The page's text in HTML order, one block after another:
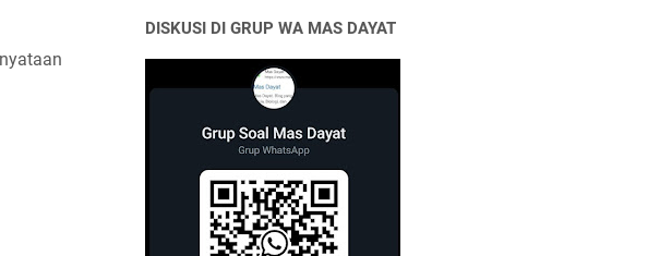
DISKUSI DI GRUP WA MAS DAYAT